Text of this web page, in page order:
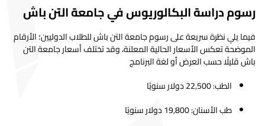
رسوم دراسة البكالوريوس في جامعة التن باش
فيما يلي نظرة سريعة على رسوم جامعة التن باش للطلاب الدوليين؛ الأرقام
الموضحة تعكس الأسعار الحالية المعلنة، وقد تختلف أسعار جامعة التن
باش قليلًا حسب العرض أو لغة البرنامج
الطب: 22,500 دولار سنويًا
طب الأسنان: 19,800 دولار سنويًا